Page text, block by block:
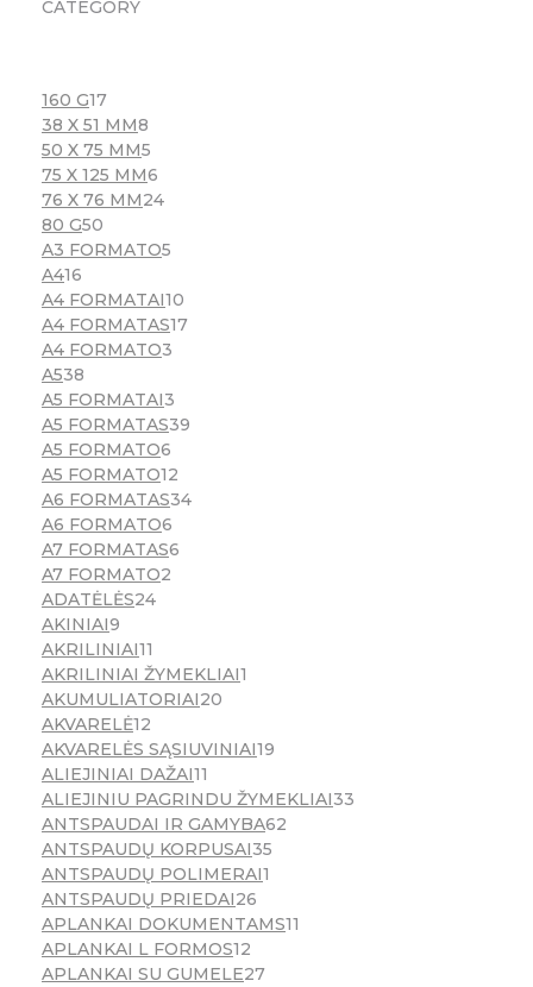
CATEGORY
160 G17
38 X 51 MM8
50 X 75 MM5
75 X 125 MM6
76 X 76 MM24
80 G50
A3 FORMATO5
A416
A4 FORMATAI10
A4 FORMATAS17
A4 FORMATO3
A538
A5 FORMATAI3
A5 FORMATAS39
A5 FORMATO6
A5 FORMATO12
A6 FORMATAS34
A6 FORMATO6
A7 FORMATAS6
A7 FORMATO2
ADATĖLĖS24
AKINIAI9
AKRILINIAI11
AKRILINIAI ŽYMEKLIAI1
AKUMULIATORIAI20
AKVARELĖ12
AKVARELĖS SĄSIUVINIAI19
ALIEJINIAI DAŽAI11
ALIEJINIU PAGRINDU ŽYMEKLIAI33
ANTSPAUDAI IR GAMYBA62
ANTSPAUDŲ KORPUSAI35
ANTSPAUDŲ POLIMERAI1
ANTSPAUDŲ PRIEDAI26
APLANKAI DOKUMENTAMS11
APLANKAI L FORMOS12
APLANKAI SU GUMELE27